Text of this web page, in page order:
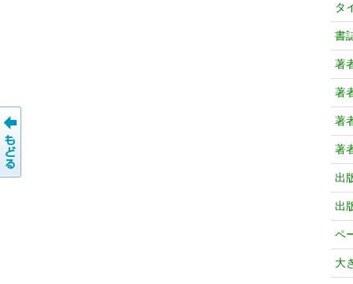
タ
書
著
著
著
著
出
出
ペ
大